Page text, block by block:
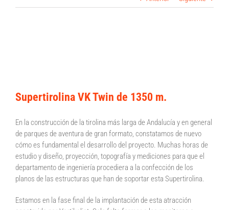
Supertirolina VK Twin de 1350 m.
En la construcción de la tirolina más larga de Andalucía y en general
de parques de aventura de gran formato, constatamos de nuevo
cómo es fundamental el desarrollo del proyecto. Muchas horas de
estudio y diseño, proyección, topografía y mediciones para que el
departamento de ingeniería procediera a la confección de los
planos de las estructuras que han de soportar esta Supertirolina.
Estamos en la fase final de la implantación de esta atracción